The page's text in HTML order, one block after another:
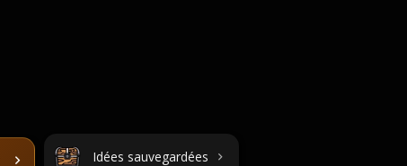
Idées sauvegardées